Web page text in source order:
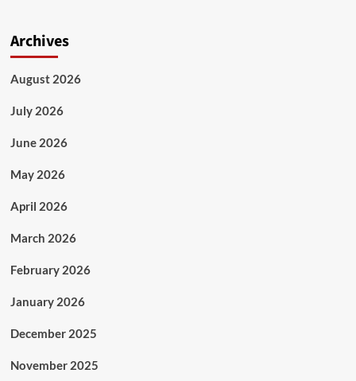
Archives
August 2026
July 2026
June 2026
May 2026
April 2026
March 2026
February 2026
January 2026
December 2025
November 2025